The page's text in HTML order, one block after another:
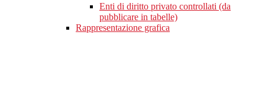
Enti di diritto privato controllati (da
pubblicare in tabelle)
Rappresentazione grafica